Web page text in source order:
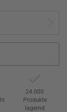
24.000
Produkte
lagernd